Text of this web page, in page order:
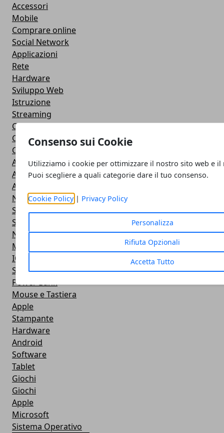
Consenso sui Cookie
Utilizziamo i cookie per ottimizzare il nostro sito web e il
Puoi scegliere a quali categorie dare il tuo consenso.
Cookie Policy| Privacy Policy
Personalizza
Rifiuta Opzionali
Accetta Tutto
Accessori
Mobile
Comprare online
Social Network
Applicazioni
Rete
Hardware
Sviluppo Web
Istruzione
Streaming
Cloud
Casa e fai da te
Cuffie e Auricolari
Altoparlanti
Action Camera
Android
Navigazione
Smart TV
Smartphone
Notebook
Monitor
IOS
Smartwatch
Power Bank
Mouse e Tastiera
Apple
Stampante
Hardware
Android
Software
Tablet
Giochi
Giochi
Apple
Microsoft
Sistema Operativo